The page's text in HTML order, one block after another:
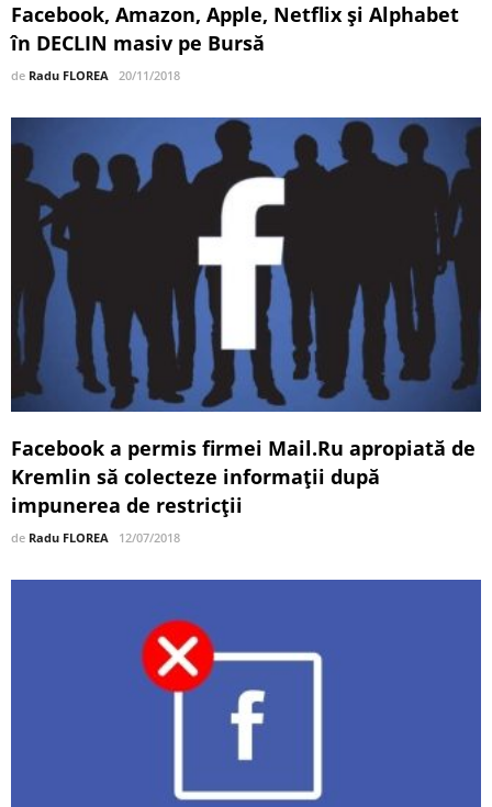
Facebook, Amazon, Apple, Netflix şi Alphabet
în DECLIN masiv pe Bursă
de Radu FLOREA 20/11/2018
Facebook a permis firmei Mail.Ru apropiată de
Kremlin să colecteze informaţii după
impunerea de restricţii
de Radu FLOREA 12/07/2018